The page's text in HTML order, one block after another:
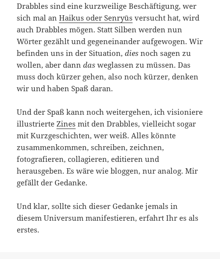
Drabbles sind eine kurzweilige Beschäftigung, wer
sich mal anHaikus oder Senryūs versucht hat, wird
auch Drabbles mögen. Statt Silben werden nun
Wörter gezählt und gegeneinander aufgewogen. Wir
befinden uns in der Situation,dies noch sagen zu
wollen, aber danndas weglassen zu müssen. Das
muss doch kürzer gehen, also noch kürzer, denken
wir und haben Spaß daran.
Und der Spaß kann noch weitergehen, ich visioniere
illustrierteZines mit den Drabbles, vielleicht sogar
mit Kurzgeschichten, wer weiß. Alles könnte
zusammenkommen, schreiben, zeichnen,
fotografieren, collagieren, editieren und
herausgeben. Es wäre wie bloggen, nur analog. Mir
gefällt der Gedanke.
Und klar, sollte sich dieser Gedanke jemals in
diesem Universum manifestieren, erfahrt Ihr es als
erstes.